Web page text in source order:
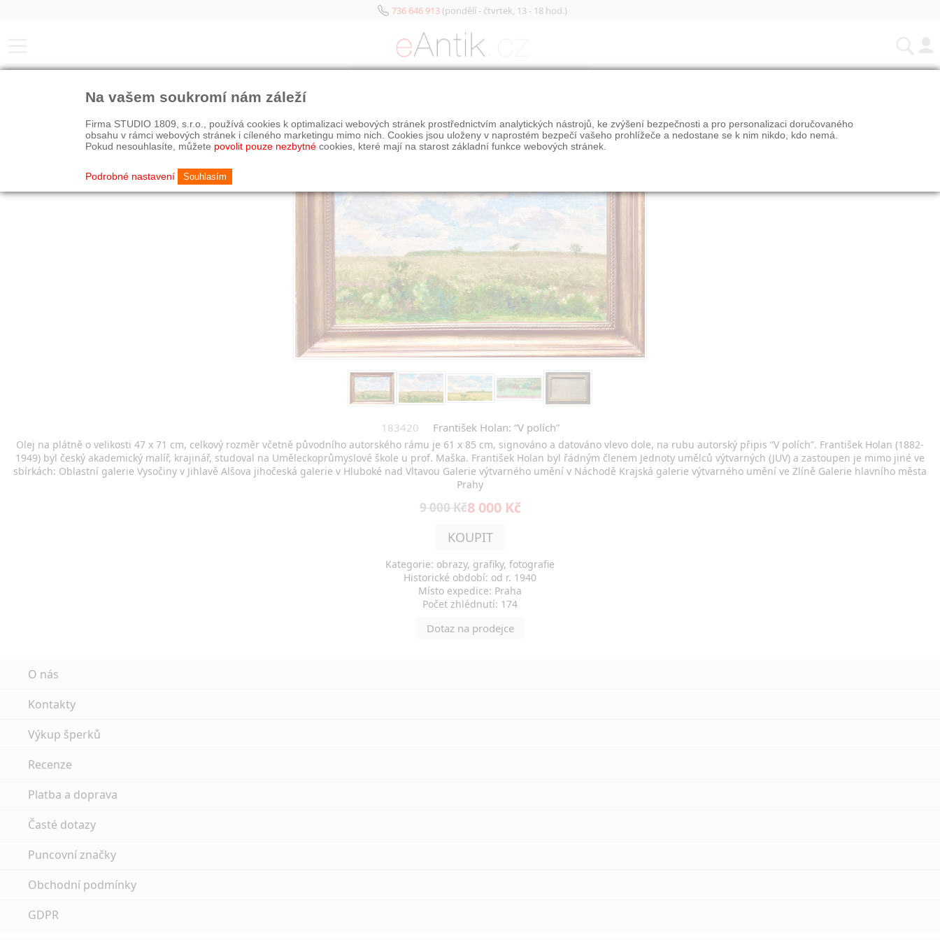
736 646 913(pondělí - čtvrtek, 13 - 18 hod.)
183420 František Holan: “V polích”
Olej na plátně o velikosti 47 x 71 cm, celkový rozměr včetně původního autorského rámu je 61 x 85 cm, signováno a datováno vlevo dole, na rubu autorský připis “V polích”. František Holan (1882-
1949) byl český akademický malíř, krajinář, studoval na Uměleckoprůmyslové škole u prof. Maška. František Holan byl řádným členem Jednoty umělců výtvarných (JUV) a zastoupen je mimo jiné ve
sbírkách: Oblastní galerie Vysočiny v Jihlavě Alšova jihočeská galerie v Hluboké nad Vltavou Galerie výtvarného umění v Náchodě Krajská galerie výtvarného umění ve Zlíně Galerie hlavního města
Prahy
9 000 Kč8 000 Kč
KOUPIT
Kategorie: obrazy, grafiky, fotografie
Historické období: od r. 1940
Místo expedice: Praha
Počet zhlédnutí: 174
Dotaz na prodejce
O nás
Kontakty
Výkup šperků
Recenze
Platba a doprava
Časté dotazy
Puncovní značky
Obchodní podmínky
GDPR
Na vašem soukromí nám záleží
Firma STUDIO 1809, s.r.o., používá cookies k optimalizaci webových stránek prostřednictvím analytických nástrojů, ke zvýšení bezpečnosti a pro personalizaci doručovaného
obsahu v rámci webových stránek i cíleného marketingu mimo nich. Cookies jsou uloženy v naprostém bezpečí vašeho prohlížeče a nedostane se k nim nikdo, kdo nemá.
Pokud nesouhlasíte, můžete povolit pouze nezbytné cookies, které mají na starost základní funkce webových stránek.
Podrobné nastavení Souhlasím